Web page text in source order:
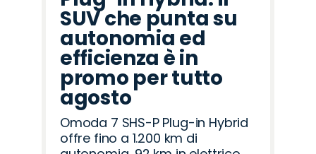
SUV che punta su
autonomia ed
efficienza è in
promo per tutto
agosto
Omoda 7 SHS-P Plug-in Hybrid
offre fino a 1.200 km di